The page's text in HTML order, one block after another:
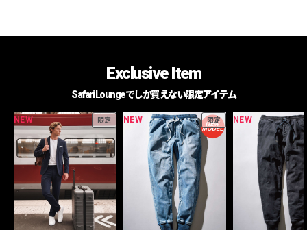
Exclusive Item
Safari Loungeでしか買えない限定アイテム
NEW 限定 NEW 限定 NEW